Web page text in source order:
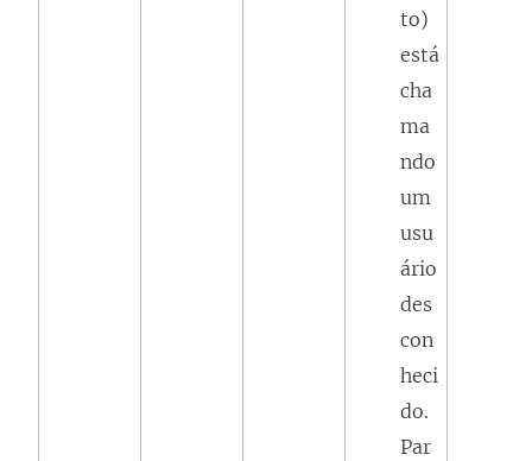
to)
está
cha
ma
ndo
um
usu
ário
des
con
heci
do.
Par